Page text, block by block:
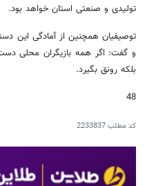
تولیدی و صنعتی استان خواهد بود.
توصیفیان همچنین از آمادگی این
و گفت: اگر همه بازیگران محلی
بلکه رونق بگیرد.
48
کد مطلب2233837